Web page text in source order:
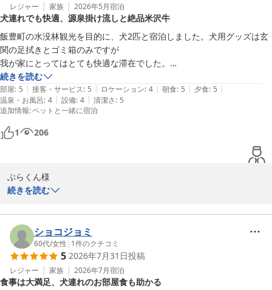
完璧なひとときをお過ごしに、当館へお帰りくださいませ。お客様
のまたのご来館を、スタッフ一同、心よりお待ち申し上げておりま
小野川温泉 名湯の宿 吾妻荘
2026-06-15
を頂戴し、大変光栄に存じます。当館自慢の米沢牛のすき焼きをは
じめ、地元の味覚を詰め込んだ一品一品を美味しく召し上がってい
ただけたことは、調理スタッフにとっても大きな励みとなります。
また、別館ならではの源泉掛け流し風呂にて、時間を気にせず何度
もお湯を堪能され、日頃の疲れを癒やしていただけたのであれば幸
甚に存じます。
一方で、建物の老朽化や近隣の客室からの音に関しまして、ご不快
な思いをさせてしまいましたこと、誠に申し訳なく真摯に受け止め
ております。歴史を重ねた木造建築ゆえの構造的な課題ではござい
ますが、少しでも快適にお過ごしいただけるよう、今後の客室の運
用や手入れにおいて、防音対策を含めた改善の工夫を重ねてまいる
所存でございます。ご期待に完全に沿いきれなかった点があったに
もかかわらず、貴重なご指摘を賜りましたことに深く感謝申し上げ
ます。
う幻想的な風景へと移ろってまいります。ぜひまた、季節を変えて
心休まるひとときをお過ごしに、当館へお帰りくださいませ。お客
様のまたのご来館を、スタッフ一同、心よりお待ち申し上げており
ます。ありがとうございました。
レジャー 家族 2026年5月宿泊
犬連れでも快適、源泉掛け流しと絶品米沢牛
飯豊町の水没林観光を目的に、犬2匹と宿泊しました。犬用グッズは玄
関の足拭きとゴミ箱のみですが
我が家にとってはとても快適な滞在でした。
掃除が行き届いたお部屋や広いお部屋、そして部屋内の源泉掛け流しの
温泉。何よりも食事が最高でした。米沢牛のすき焼きコースでしたが牛
の美味しさはもちろん、全てのお料理が手の込んだもので、手作りの甘
酒や味噌風味のカラメルのプリン、そしてお米。我が家の犬のうち1匹
が神経質ですが、個室での食事でさらに宿の方たちがみな穏やかで静か
続きを読む
部屋: 5 | 接客・サービス: 5 | ロケーション: 4 | 朝食: 5 | 夕食: 5 |
温泉・お風呂: 4 | 設備: 4 | 清潔さ: 5
追加情報:ペットと一緒に宿泊
1 206
ぶらくん様
この度は小野川温泉 吾妻荘 別館吾妻園にご宿泊いただき、誠にあ
はの美しい旅の拠点に当館をお選びいただき、二匹の大切なワンち
ゃんと共に快適にお過ごしいただけましたこと、心より光栄に存じ
ます。
お食事や客室の温泉につきまして、これ以上ないほどのお褒めの言
葉を頂戴し、スタッフ一同大変感激いたしております。特に当館自
続きを読む
ショコジョミ
60代/女性 | 1件のクチコミ
5 2026年7月31日投稿
レジャー 家族 2026年7月宿泊
食事は大満足、犬連れのお部屋食も助かる